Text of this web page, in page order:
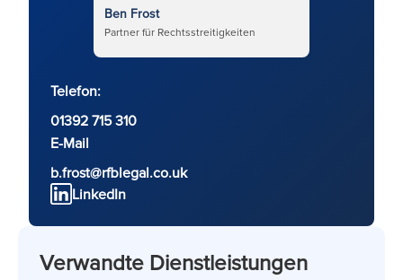
Ben Frost
Partner für Rechtsstreitigkeiten
Telefon:
01392 715 310
E-Mail
b.frost@rfblegal.co.uk
LinkedIn
Verwandte Dienstleistungen